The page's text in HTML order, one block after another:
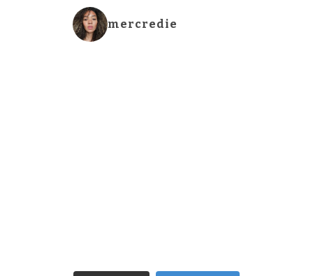
mercredie